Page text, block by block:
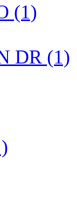
(1)
DR (1)